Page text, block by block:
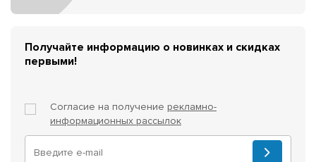
Получайте информацию о новинках и скидках
первыми!
Согласие на получение рекламно-
информационных рассылок